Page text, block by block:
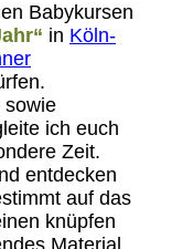
Babykursen
in Köln-
sowie
ich euch
Zeit.
entdecken
auf das
knüpfen